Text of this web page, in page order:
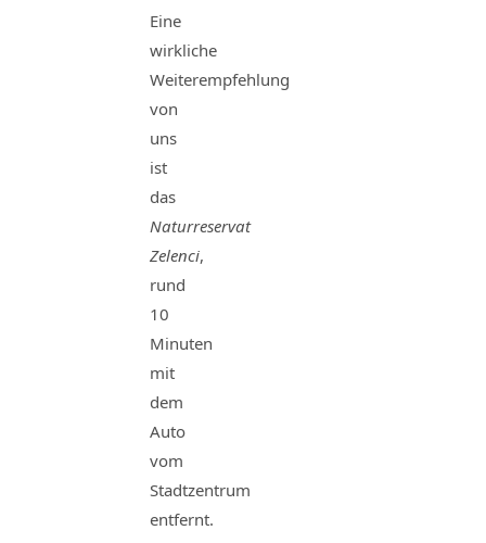
Eine
wirkliche
Weiterempfehlung
von
uns
ist
das
Naturreservat
Zelenci,
rund
10
Minuten
mit
dem
Auto
vom
Stadtzentrum
entfernt.